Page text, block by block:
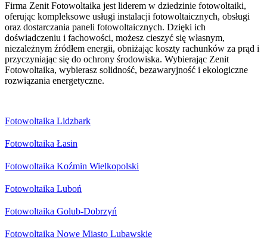
Firma Zenit Fotowoltaika jest liderem w dziedzinie fotowoltaiki,
oferując kompleksowe usługi instalacji fotowoltaicznych, obsługi
oraz dostarczania paneli fotowoltaicznych. Dzięki ich
doświadczeniu i fachowości, możesz cieszyć się własnym,
niezależnym źródłem energii, obniżając koszty rachunków za prąd i
przyczyniając się do ochrony środowiska. Wybierając Zenit
Fotowoltaika, wybierasz solidność, bezawaryjność i ekologiczne
rozwiązania energetyczne.
Fotowoltaika Lidzbark
Fotowoltaika Łasin
Fotowoltaika Koźmin Wielkopolski
Fotowoltaika Luboń
Fotowoltaika Golub-Dobrzyń
Fotowoltaika Nowe Miasto Lubawskie